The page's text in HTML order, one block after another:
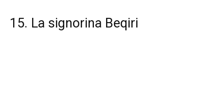
15. La signorina Beqiri